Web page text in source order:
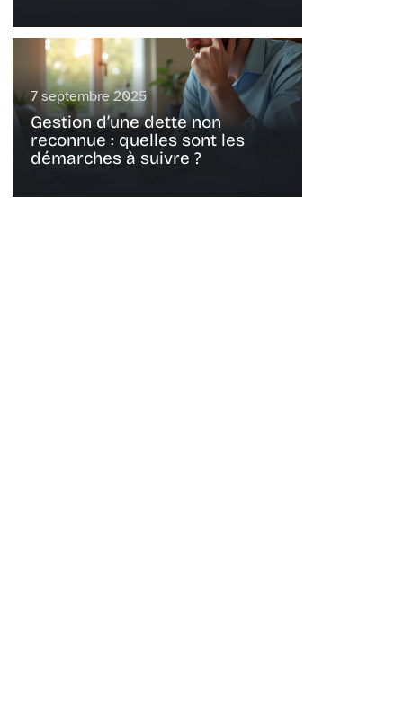
7 septembre 2025
Gestion d’une dette non
reconnue : quelles sont les
démarches à suivre ?